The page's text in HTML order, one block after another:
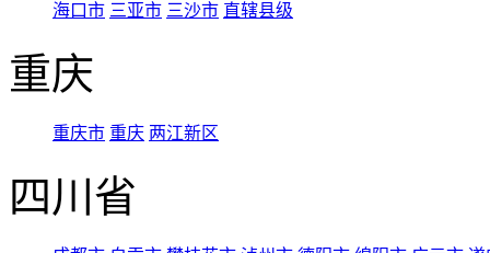
海口市 三亚市 三沙市 直辖县级
重庆
重庆市 重庆 两江新区
四川省